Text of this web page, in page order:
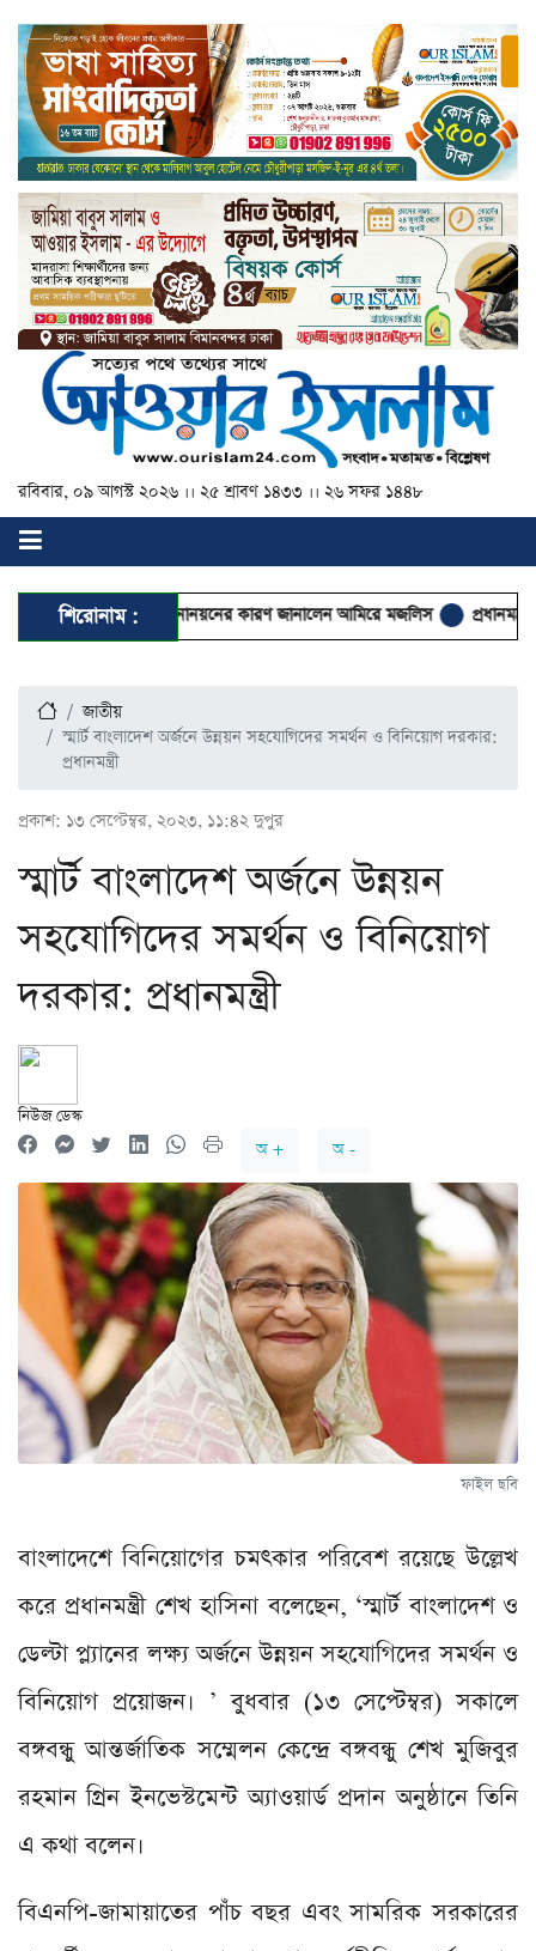
রবিবার, ০৯ আগস্ট ২০২৬ ।। ২৫ শ্রাবণ ১৪৩৩ ।। ২৬ সফর ১৪৪৮
শিরোনাম :
পদে মনোনয়নের কারণ জানালেন আমিরে মজলিস প্রধানমন্ত্রীর কাছে
জাতীয়
স্মার্ট বাংলাদেশ অর্জনে উন্নয়ন সহযোগিদের সমর্থন ও বিনিয়োগ দরকার:
প্রধানমন্ত্রী
প্রকাশ: ১৩ সেপ্টেম্বর, ২০২৩, ১১:৪২ দুপুর
স্মার্ট বাংলাদেশ অর্জনে উন্নয়ন
সহযোগিদের সমর্থন ও বিনিয়োগ
দরকার: প্রধানমন্ত্রী
নিউজ ডেস্ক
অ +
অ -
ফাইল ছবি
বাংলাদেশে বিনিয়োগের চমৎকার পরিবেশ রয়েছে উল্লেখ
করে প্রধানমন্ত্রী শেখ হাসিনা বলেছেন, ‘স্মার্ট বাংলাদেশ ও
ডেল্টা প্ল্যানের লক্ষ্য অর্জনে উন্নয়ন সহযোগিদের সমর্থন ও
বিনিয়োগ প্রয়োজন। ’ বুধবার (১৩ সেপ্টেম্বর) সকালে
বঙ্গবন্ধু আন্তর্জাতিক সম্মেলন কেন্দ্রে বঙ্গবন্ধু শেখ মুজিবুর
রহমান গ্রিন ইনভেস্টমেন্ট অ্যাওয়ার্ড প্রদান অনুষ্ঠানে তিনি
এ কথা বলেন।
বিএনপি-জামায়াতের পাঁচ বছর এবং সামরিক সরকারের